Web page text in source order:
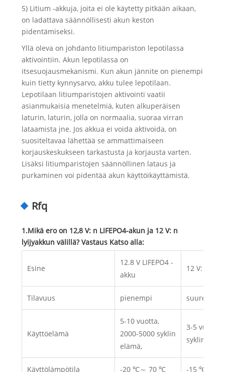
5) Litium -akkuja, joita ei ole käytetty pitkään aikaan,
on ladattava säännöllisesti akun keston
pidentämiseksi.
Yllä oleva on johdanto litiumpariston lepotilassa
aktivointiin. Akun lepotilassa on
itsesuojausmekanismi. Kun akun jännite on pienempi
kuin tietty kynnysarvo, akku tulee lepotilaan.
Lepotilaan litiumparistojen aktivointi vaatii
asianmukaisia ​​menetelmiä, kuten alkuperäisen
laturin, laturin, jolla on normaalia, suoraa virran
lataamista jne. Jos akkua ei voida aktivoida, on
suositeltavaa lähettää se ammattimaiseen
korjauskeskukseen tarkastusta ja korjausta varten.
Lisäksi litiumparistojen säännöllinen lataus ja
purkaminen voi pidentää akun käyttöikäyttämistä.
Rfq
1.Mikä ero on 12,8 V: n LIFEPO4-akun ja 12 V: n
lyijyakkun välillä? Vastaus Katso alla:
Esine
12.8 V LIFEPO4 -
akku
12 V: n
Tilavuus pienempi suurempi
Käyttöelämä
5-10 vuotta,
2000-5000 syklin
elämä,
3-5 vuotta,
syklin
Käyttölämpötila -20 ℃～ 70 ℃ -15 ℃～